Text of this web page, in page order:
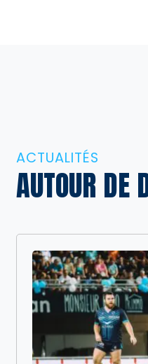
ACTUALITÉS
AUTOUR DE